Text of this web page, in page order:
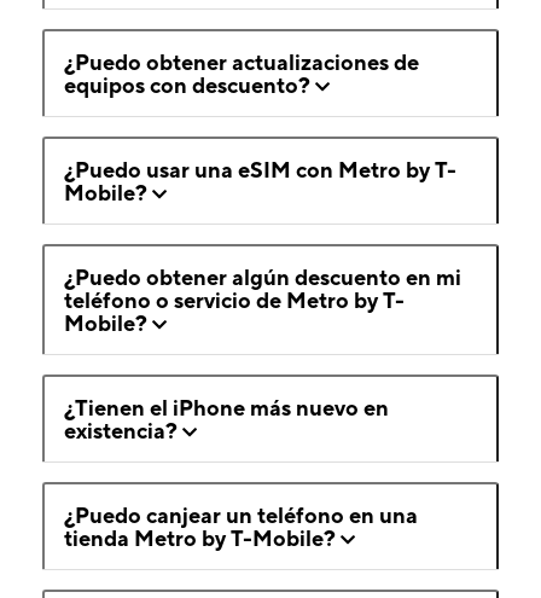
¿Puedo obtener actualizaciones de
equipos con descuento?
¿Puedo usar una eSIM con Metro by T-
Mobile?
¿Puedo obtener algún descuento en mi
teléfono o servicio de Metro by T-
Mobile?
¿Tienen el iPhone más nuevo en
existencia?
¿Puedo canjear un teléfono en una
tienda Metro by T-Mobile?